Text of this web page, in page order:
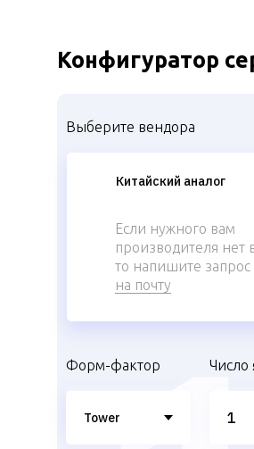
Форм-фактор Число
Выберите вендора
Если нужного вам
производителя нет
то напишите запрос
на почту
Конфигуратор